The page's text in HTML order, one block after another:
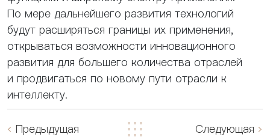
По мере дальнейшего развития технологий
будут расширяться границы их применения,
открываться возможности инновационного
развития для большего количества отраслей
и продвигаться по новому пути отрасли к
интеллекту.
Предыдущая Следующая